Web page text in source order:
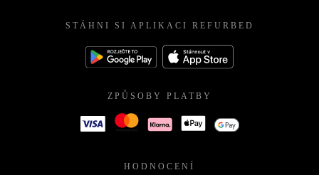
STÁHNI SI APLIKACI REFURBED
ZPŮSOBY PLATBY
HODNOCENÍ